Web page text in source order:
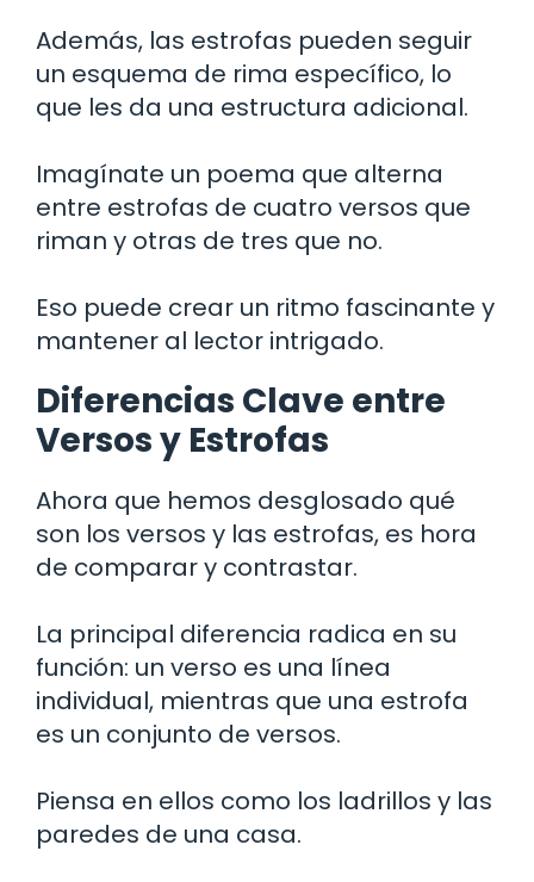
Además, las estrofas pueden seguir
un esquema de rima específico, lo
que les da una estructura adicional.
Imagínate un poema que alterna
entre estrofas de cuatro versos que
riman y otras de tres que no.
Eso puede crear un ritmo fascinante y
mantener al lector intrigado.
Diferencias Clave entre
Versos y Estrofas
Ahora que hemos desglosado qué
son los versos y las estrofas, es hora
de comparar y contrastar.
La principal diferencia radica en su
función: un verso es una línea
individual, mientras que una estrofa
es un conjunto de versos.
Piensa en ellos como los ladrillos y las
paredes de una casa.